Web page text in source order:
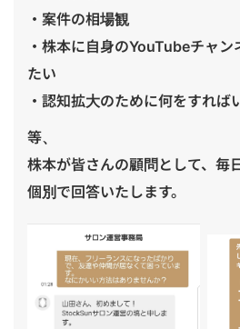
・案件の相場観
・株本に自身のYouTubeチャ
たい
・認知拡大のために何をすれば
等、
株本が皆さんの顧問として、毎
個別で回答いたします。